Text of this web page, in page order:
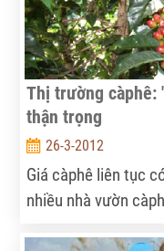
Thị trường càphê:
thận trọng
26-3-2012
Giá càphê liên tục
nhiều nhà vườn